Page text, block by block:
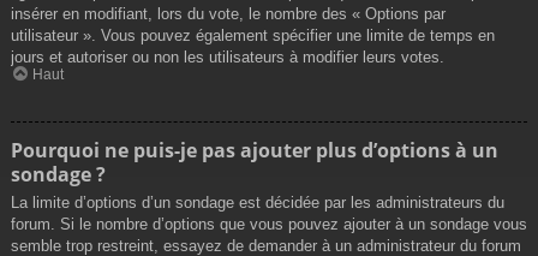
insérer en modifiant, lors du vote, le nombre des « Options par
utilisateur ». Vous pouvez également spécifier une limite de temps en
jours et autoriser ou non les utilisateurs à modifier leurs votes.
Haut
Pourquoi ne puis-je pas ajouter plus d’options à un
sondage ?
La limite d’options d’un sondage est décidée par les administrateurs du
forum. Si le nombre d’options que vous pouvez ajouter à un sondage vous
semble trop restreint, essayez de demander à un administrateur du forum